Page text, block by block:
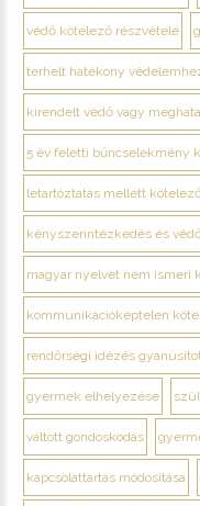
védő kötelező részvétele
terhelt hatékony
kirendelt védő vagy
5 év feletti bűncselekmény
letartóztatás mellett
kényszerintézkedés és
magyar nyelvet nem ismeri
kommunikációképtelen
rendőrségi idézés
gyermek elhelyezése
váltott gondoskodás
kapcsolattartás módosítása